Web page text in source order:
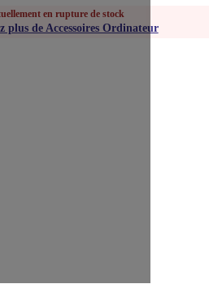
en rupture de stock
plus de Accessoires Ordinateur